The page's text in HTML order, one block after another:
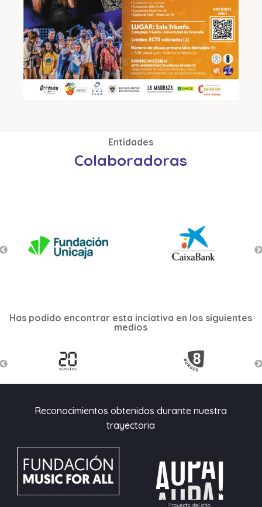
Entidades
Colaboradoras
Has podido encontrar esta inciativa en los siguientes
medios
Reconocimientos obtenidos durante nuestra
trayectoria